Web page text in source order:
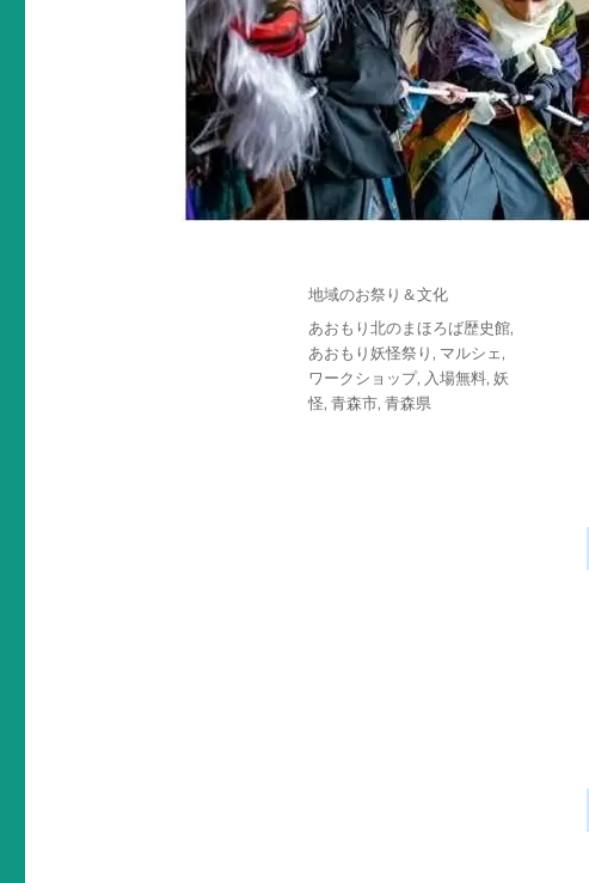
投
日:
カ
テ
ゴ
リ
ー
地域のお祭り＆文化
タ
グ
あおもり北のまほろば歴史館,
あおもり妖怪祭り , マルシェ,
ワークショップ, 入場無料, 妖
怪, 青森市, 青森県